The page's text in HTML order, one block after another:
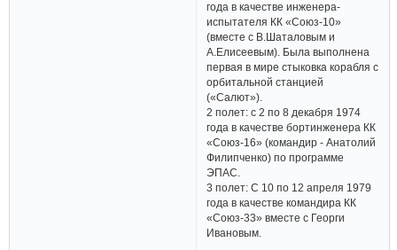
года в качестве инженера-
испытателя КК «Союз-10»
(вместе с В.Шаталовым и
А.Елисеевым). Была выполнена
первая в мире стыковка корабля с
орбитальной станцией
(«Салют»).
2 полет: с 2 по 8 декабря 1974
года в качестве бортинженера КК
«Союз-16» (командир - Анатолий
Филипченко) по программе
ЭПАС.
3 полет: С 10 по 12 апреля 1979
года в качестве командира КК
«Союз-33» вместе с Георги
Ивановым.